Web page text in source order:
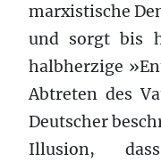
marxistische
und sorgt bis
halbherzige
Abtreten des
Deutscher
Illusion,